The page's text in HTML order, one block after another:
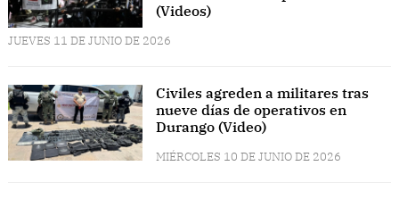
(Videos)
JUEVES 11 DE JUNIO DE 2026
Civiles agreden a militares tras
nueve días de operativos en
Durango (Video)
MIÉRCOLES 10 DE JUNIO DE 2026